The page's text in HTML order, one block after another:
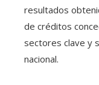
resultados
de créditos
sectores clave y
nacional.